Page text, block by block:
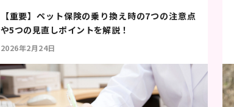
【重要】ペット保険の乗り換え時の7つの注意点
や5つの見直しポイントを解説！
2026年2月24日